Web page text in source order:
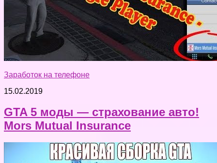
Заработок на телефоне
15.02.2019
GTA 5 моды — страхование авто!
Mors Mutual Insurance